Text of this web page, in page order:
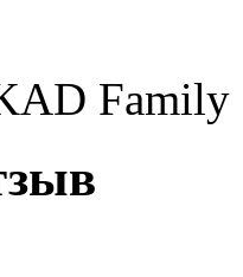
Family